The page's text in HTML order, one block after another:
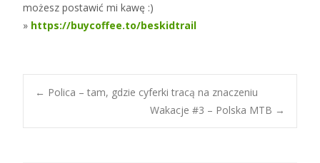
możesz postawić mi kawę :)
» https://buycoffee.to/beskidtrail
Post
← Polica – tam, gdzie cyferki tracą na znaczeniu
Wakacje #3 – Polska MTB →